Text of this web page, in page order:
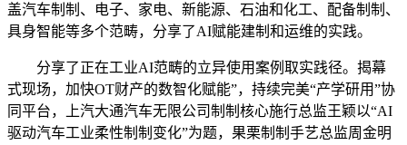
盖汽车制制、电子、家电、新能源、石油和化工、配备制制、
具身智能等多个范畴，分享了AI赋能建制和运维的实践。
分享了正在工业AI范畴的立异使用案例取实践径。揭幕
式现场，加快OT财产的数智化赋能”，持续完美“产学研用”协
同平台，上汽大通汽车无限公司制制核心施行总监王颖以“AI
驱动汽车工业柔性制制变化”为题，果栗制制手艺总监周金明